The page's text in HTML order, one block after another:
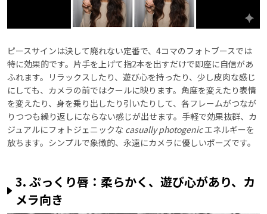
ピースサインは決して廃れない定番で、4コマのフォトブースでは
特に効果的です。片手を上げて指2本を出すだけで即座に自信があ
ふれます。リラックスしたり、遊び心を持ったり、少し皮肉な感じ
にしても、カメラの前ではクールに映ります。角度を変えたり表情
を変えたり、身を乗り出したり引いたりして、各フレームがつなが
りつつも繰り返しにならない感じが出せます。手軽で効果抜群、カ
ジュアルにフォトジェニックな casually photogenicエネルギーを
放ちます。シンプルで象徴的、永遠にカメラに優しいポーズです。
3. ぷっくり唇：柔らかく、遊び心があり、カ
メラ向き